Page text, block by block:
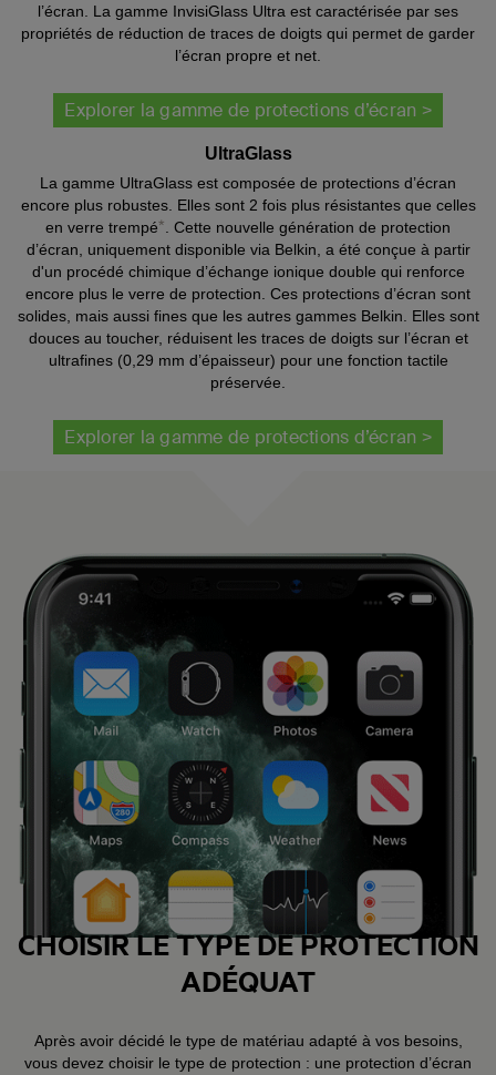
l’écran. La gamme InvisiGlass Ultra est caractérisée par ses
propriétés de réduction de traces de doigts qui permet de garder
l’écran propre et net.
Explorer la gamme de protections d’écran >
UltraGlass
La gamme UltraGlass est composée de protections d’écran
encore plus robustes. Elles sont 2 fois plus résistantes que celles
en verre trempé* . Cette nouvelle génération de protection
d’écran, uniquement disponible via Belkin, a été conçue à partir
d'un procédé chimique d’échange ionique double qui renforce
encore plus le verre de protection. Ces protections d’écran sont
solides, mais aussi fines que les autres gammes Belkin. Elles sont
douces au toucher, réduisent les traces de doigts sur l’écran et
ultrafines (0,29 mm d’épaisseur) pour une fonction tactile
préservée.
Explorer la gamme de protections d’écran >
CHOISIR LE TYPE DE PROTECTION
ADÉQUAT
Après avoir décidé le type de matériau adapté à vos besoins,
vous devez choisir le type de protection : une protection d’écran